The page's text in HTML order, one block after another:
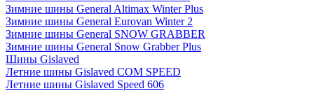
Зимние шины General Altimax Winter Plus
Зимние шины General Eurovan Winter 2
Зимние шины General SNOW GRABBER
Зимние шины General Snow Grabber Plus
Шины Gislaved
Летние шины Gislaved COM SPEED
Летние шины Gislaved Speed 606